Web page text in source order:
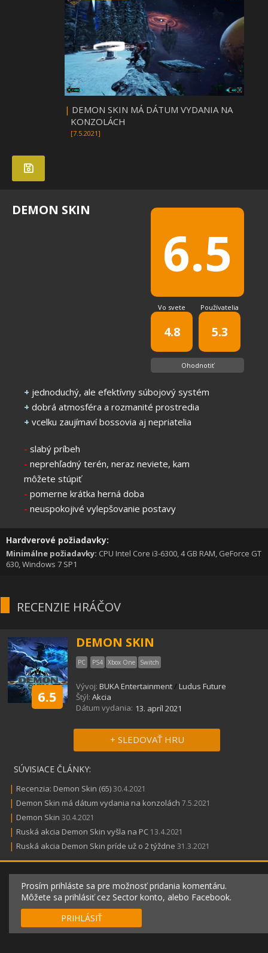
| DEMON SKIN MÁ DÁTUM VYDANIA NA
KONZOLÁCH
[7.5.2021]
6.5
Vo svete
4.8
Používatelia
5.3
Ohodnotiť
DEMON SKIN
+ jednoduchý, ale efektívny súbojový systém
+ dobrá atmosféra a rozmanité prostredia
+ vcelku zaujímaví bossovia aj nepriatelia
- slabý príbeh
- neprehľadný terén, neraz neviete, kam
môžete stúpiť
- pomerne krátka herná doba
- neuspokojivé vylepšovanie postavy
Hardverové požiadavky:
Minimálne požiadavky: CPU Intel Core i3-6300, 4 GB RAM, GeForce GT
630, Windows 7 SP1
RECENZIE HRÁČOV
6.5
DEMON SKIN
PC PS4 Xbox One Switch
Vývoj: BUKA Entertainment/ Ludus Future
Štýl: Akcia
Dátum vydania: 13. apríl 2021
+ SLEDOVAŤ HRU
SÚVISIACE ČLÁNKY:
| Recenzia: Demon Skin (65)30.4.2021
| Demon Skin má dátum vydania na konzolách 7.5.2021
| Demon Skin 30.4.2021
| Ruská akcia Demon Skin vyšla na PC 13.4.2021
| Ruská akcia Demon Skin príde už o 2 týždne 31.3.2021
Prosím prihláste sa pre možnosť pridania komentáru.
Môžete sa prihlásiť cez Sector konto, alebo Facebook.
PRIHLÁSIŤ